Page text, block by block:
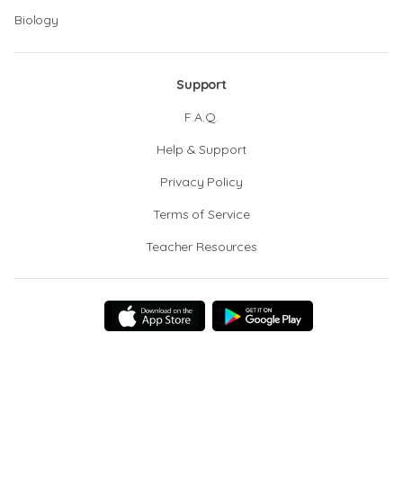
Biology
Support
F.A.Q.
Help & Support
Privacy Policy
Terms of Service
Teacher Resources